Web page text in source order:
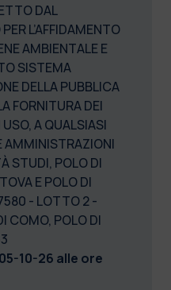
DAL
L’AFFIDAMENTO
AMBIENTALE E
SISTEMA
DELLA PUBBLICA
FORNITURA DEI
A QUALSIASI
AMMINISTRAZIONI
STUDI, POLO DI
E POLO DI
- LOTTO 2 -
COMO, POLO DI
05-10-26 alle ore